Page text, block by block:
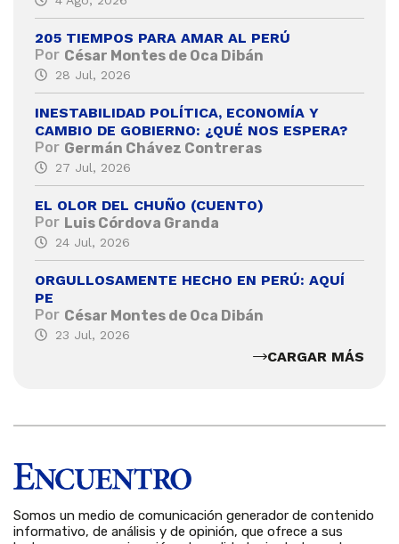
205 TIEMPOS PARA AMAR AL PERÚ
Por César Montes de Oca Dibán
28 Jul, 2026
INESTABILIDAD POLÍTICA, ECONOMÍA Y
CAMBIO DE GOBIERNO: ¿QUÉ NOS ESPERA?
Por Germán Chávez Contreras
27 Jul, 2026
EL OLOR DEL CHUÑO (CUENTO)
Por Luis Córdova Granda
24 Jul, 2026
ORGULLOSAMENTE HECHO EN PERÚ: AQUÍ
PE
Por César Montes de Oca Dibán
23 Jul, 2026
CARGAR MÁS
Somos un medio de comunicación generador de contenido
informativo, de análisis y de opinión, que ofrece a sus